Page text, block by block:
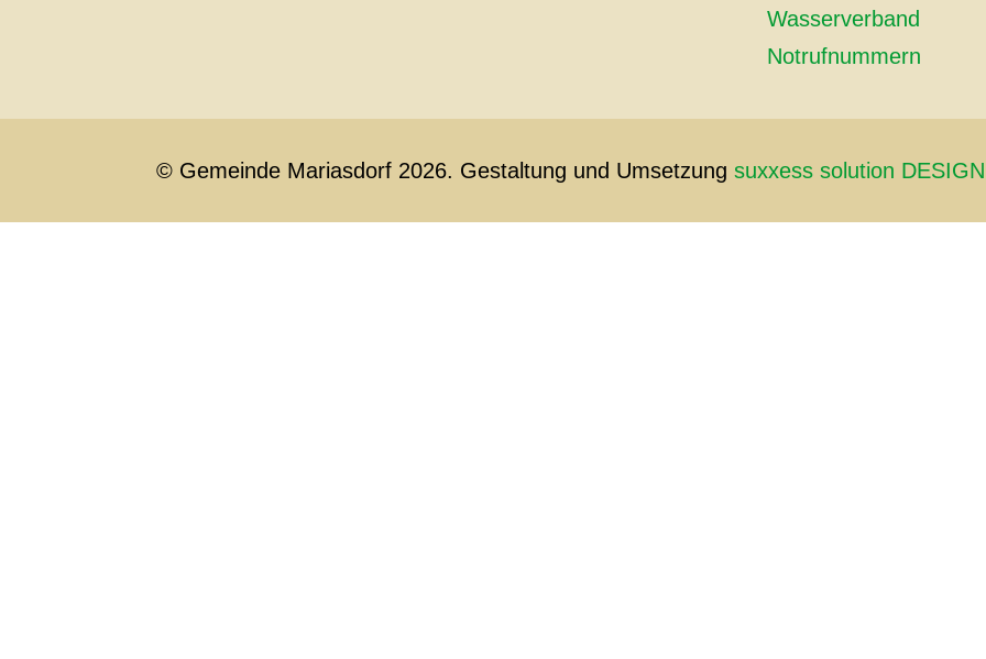
Wasserverband
Notrufnummern
© Gemeinde Mariasdorf 2026. Gestaltung und Umsetzung suxxess solution